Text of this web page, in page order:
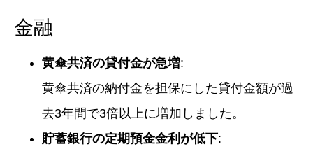
金融
黄傘共済の貸付金が急増:
黄傘共済の納付金を担保にした貸付金額が過
去3年間で3倍以上に増加しました。
貯蓄銀行の定期預金金利が低下: